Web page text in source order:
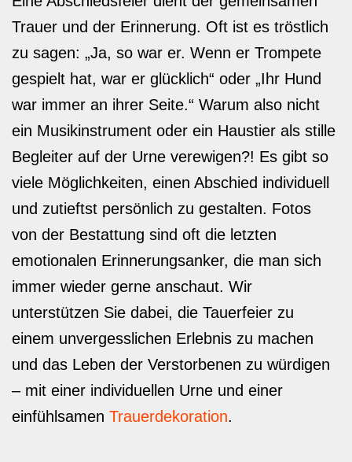
Trauer und der Erinnerung. Oft ist es tröstlich
zu sagen: „Ja, so war er. Wenn er Trompete
gespielt hat, war er glücklich“ oder „Ihr Hund
war immer an ihrer Seite.“ Warum also nicht
ein Musikinstrument oder ein Haustier als stille
Begleiter auf der Urne verewigen?! Es gibt so
viele Möglichkeiten, einen Abschied individuell
und zutieftst persönlich zu gestalten. Fotos
von der Bestattung sind oft die letzten
emotionalen Erinnerungsanker, die man sich
immer wieder gerne anschaut. Wir
unterstützen Sie dabei, die Tauerfeier zu
einem unvergesslichen Erlebnis zu machen
und das Leben der Verstorbenen zu würdigen
– mit einer individuellen Urne und einer
einfühlsamen Trauerdekoration.